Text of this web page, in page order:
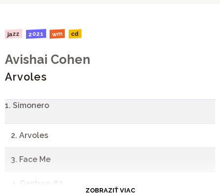
jazz 2021 wm cd
Avishai Cohen
Arvoles
1. Simonero
2. Arvoles
3. Face Me
4. Gesture #2
ZOBRAZIŤ VIAC